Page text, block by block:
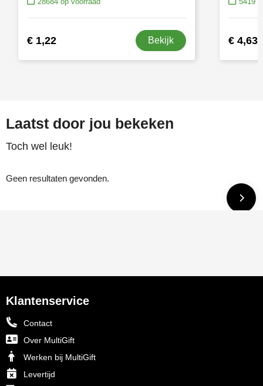
€ 1,22 Bekijk € 4,63
Laatst door jou bekeken
Toch wel leuk!
Geen resultaten gevonden.
Klantenservice
Contact
Over MultiGift
Werken bij MultiGift
Levertijd